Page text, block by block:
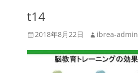
JAPAN
t14
投
日
2018年8月22日
投
者
ibrea-admin